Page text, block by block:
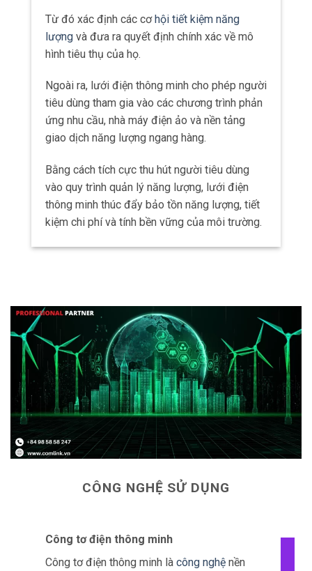
Từ đó xác định các cơhội tiết kiệm năng
lượng và đưa ra quyết định chính xác về mô
hình tiêu thụ của họ.
Ngoài ra, lưới điện thông minh cho phép người
tiêu dùng tham gia vào các chương trình phản
ứng nhu cầu, nhà máy điện ảo và nền tảng
giao dịch năng lượng ngang hàng.
Bằng cách tích cực thu hút người tiêu dùng
vào quy trình quản lý năng lượng, lưới điện
thông minh thúc đẩy bảo tồn năng lượng, tiết
kiệm chi phí và tính bền vững của môi trường.
CÔNG NGHỆ SỬ DỤNG
Công tơ điện thông minh
Công tơ điện thông minh là công nghệ nền